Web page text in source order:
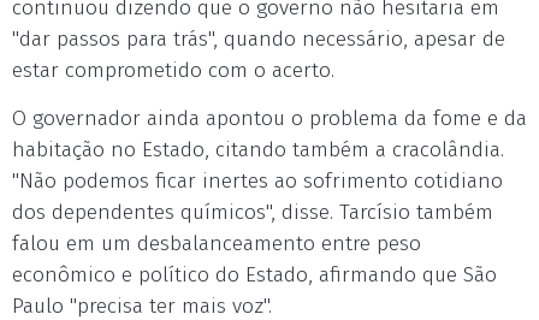
continuou dizendo que o governo não hesitaria em
"dar passos para trás", quando necessário, apesar de
estar comprometido com o acerto.
O governador ainda apontou o problema da fome e da
habitação no Estado, citando também a cracolândia.
"Não podemos ficar inertes ao sofrimento cotidiano
dos dependentes químicos", disse. Tarcísio também
falou em um desbalanceamento entre peso
econômico e político do Estado, afirmando que São
Paulo "precisa ter mais voz".